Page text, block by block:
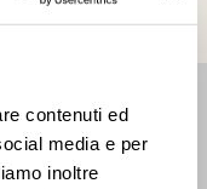
contenuti ed
media e per
inoltre